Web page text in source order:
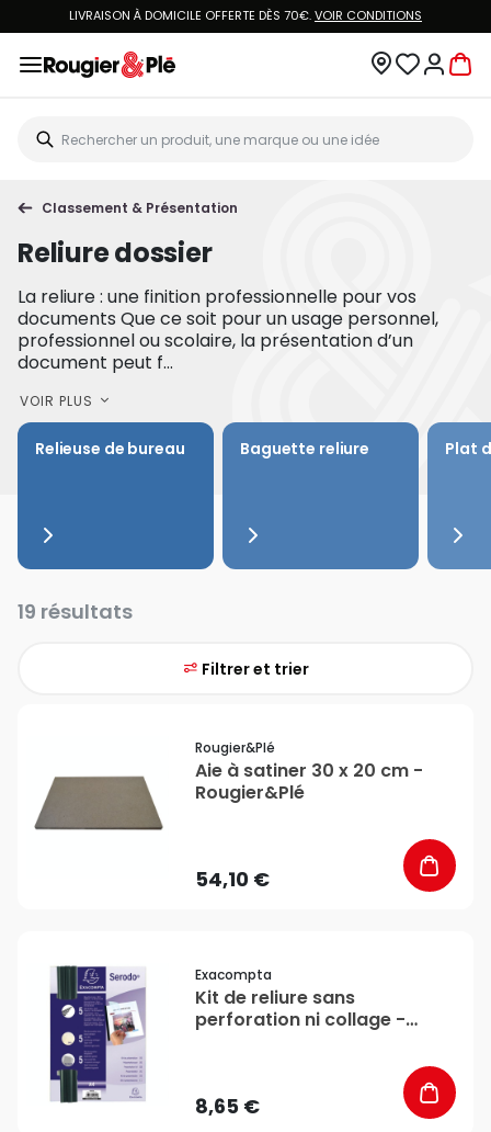
LIVRAISON À DOMICILE OFFERTE DÈS 70€.VOIR CONDITIONS
Classement & Présentation
Reliure dossier
La reliure : une finition professionnelle pour vos
documents Que ce soit pour un usage personnel,
professionnel ou scolaire, la présentation d’un
document peut f...
VOIR PLUS
Relieuse de bureau Baguette reliure Plat
19 résultats
Filtrer et trier
Rougier&plé
Aie à satiner 30 x 20 cm -
Rougier&Plé
54,10 €
Exacompta
Kit de reliure sans
perforation ni collage -
8,65 €